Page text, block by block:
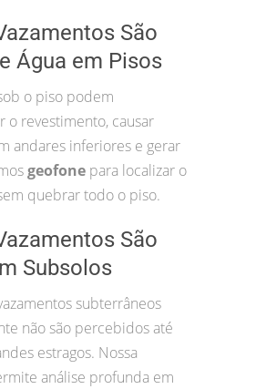
São
Água em Pisos
o piso podem
o revestimento, causar
andares inferiores e gerar
geofone para localizar o
quebrar todo o piso.
São
Subsolos
subterrâneos
não são percebidos até
estragos. Nossa
análise profunda em